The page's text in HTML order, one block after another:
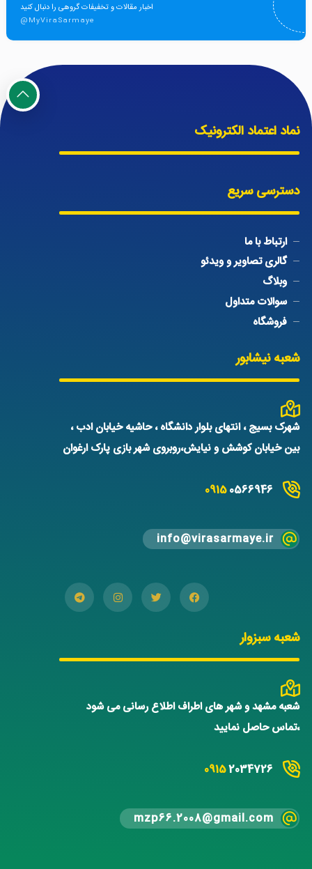
اخبار مقالات و تخفیفات گروهی را دنبال کنید
@MyViraSarmaye
نماد اعتماد الکترونیک
دسترسی سریع
ارتباط با ما
گالری تصاویر و ویدئو
وبلاگ
سوالات متداول
فروشگاه
شعبه نیشابور
شهرک بسیج ، انتهای بلوار دانشگاه ، حاشیه خیابان ادب ،
بین خیابان کوشش و نیایش،روبروی شهر بازی پارک ارغوان
09150566946
info@virasarmaye.ir
شعبه سبزوار
شعبه مشهد و شهر های اطراف اطلاع رسانی می شود
،تماس حاصل نمایید
09152034726
mzp66.2008@gmail.com